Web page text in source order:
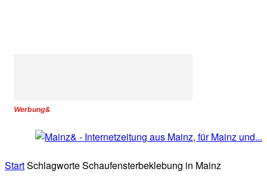
Werbung&
StartSchlagworteSchaufensterbeklebung in Mainz